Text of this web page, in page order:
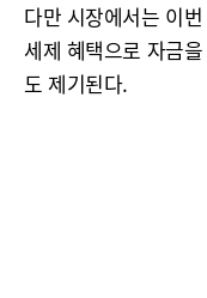
다만 시장에서는 이
세제 혜택으로 자금
도 제기된다.